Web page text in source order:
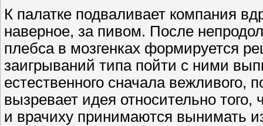
К палатке подваливает компания
наверное, за пивом. После
плебса в мозгенках формируется
заигрываний типа пойти с ними
естественного сначала вежливого,
вызревает идея относительно
и врачиху принимаются вынимать